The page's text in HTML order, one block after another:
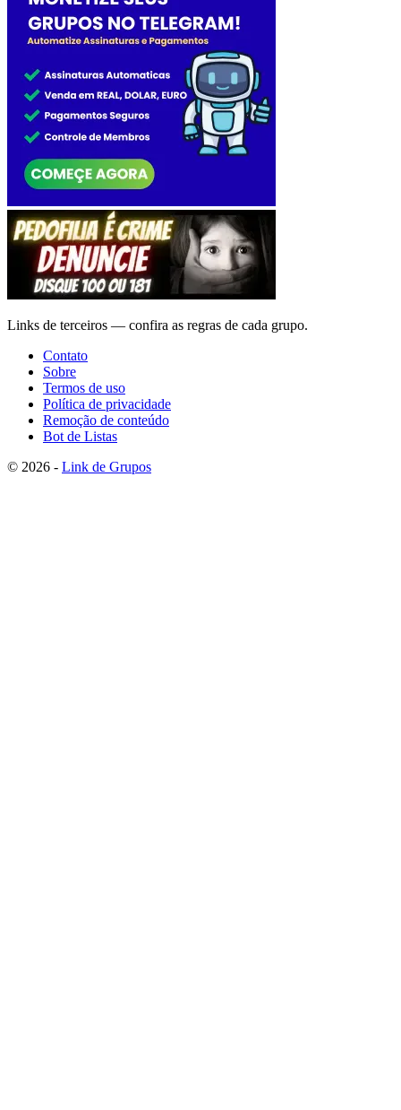
Links de terceiros — confira as regras de cada grupo.
Contato
Sobre
Termos de uso
Política de privacidade
Remoção de conteúdo
Bot de Listas
© 2026 - Link de Grupos